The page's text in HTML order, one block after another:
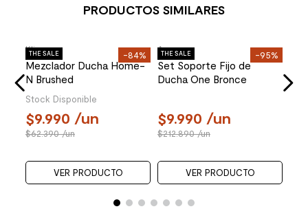
PRODUCTOS SIMILARES
THE SALE -49%
Klipen
Mezclador Ducha Trend
expotrado 1 vía Gun Grey
Stock Disponible
39.990/un
77.690/un
VER PRODUCTO
THE SALE -72%
Docol
Mezclador Ducha Mix
Empotrado 1 Via 931270
59.990/un
211.290/un
VER PRODUCTO